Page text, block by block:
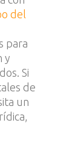
del
para
y
Si
de
un